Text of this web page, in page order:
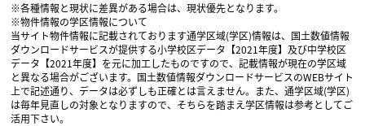
※各種情報と現状に差異がある場合は、現状優先となります。
※物件情報の学区情報について
当サイト物件情報に記載されております通学区域(学区)情報は、国土数値情報
ダウンロードサービスが提供する小学校区データ【2021年度】及び中学校区
データ【2021年度】を元に加工したものですので、記載情報が現在の学区域
と異なる場合がございます。国土数値情報ダウンロードサービスのWEBサイト
上で記述通り、データは必ずしも正確とは言えません。また、通学区域(学区)
は毎年見直しの対象となりますので、そちらを踏まえ学区情報は参考としてご
活用下さい。